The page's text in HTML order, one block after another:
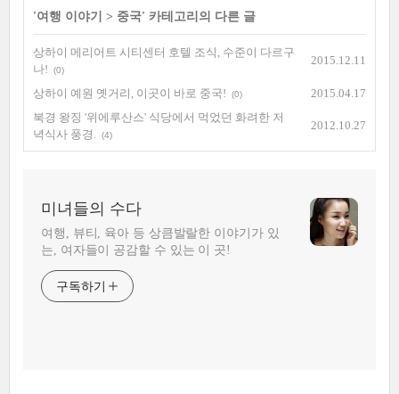
'여행 이야기 > 중국' 카테고리의 다른 글
상하이 메리어트 시티센터 호텔 조식, 수준이 다르구
나!
(0)
2015.12.11
상하이 예원 옛거리, 이곳이 바로 중국! (0)
2015.04.17
북경 왕징 '위에루산스' 식당에서 먹었던 화려한 저
녁식사 풍경.
(4)
2012.10.27
미녀들의 수다
여행, 뷰티, 육아 등 상큼발랄한 이야기가 있
는, 여자들이 공감할 수 있는 이 곳!
구독하기